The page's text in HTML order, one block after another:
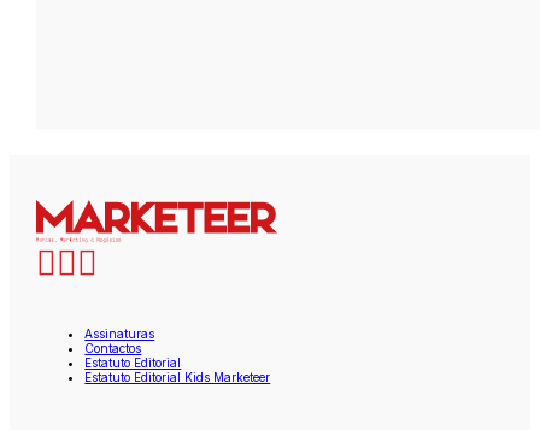
Assinaturas
Contactos
Estatuto Editorial
Estatuto Editorial Kids Marketeer